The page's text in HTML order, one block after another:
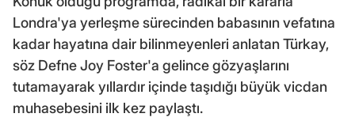
Londra'ya yerleşme sürecinden babasının vefatına
kadar hayatına dair bilinmeyenleri anlatan Türkay,
söz Defne Joy Foster'a gelince gözyaşlarını
tutamayarak yıllardır içinde taşıdığı büyük vicdan
muhasebesini ilk kez paylaştı.